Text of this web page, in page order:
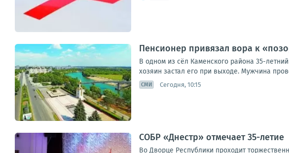
Пенсионер привязал вора к
В одном из сёл Каменского района 35-
хозяин застал его при выходе. Мужчина
СМИ Сегодня, 10:15
СОБР «Днестр» отмечает 35-летие
Во Дворце Республики проходит